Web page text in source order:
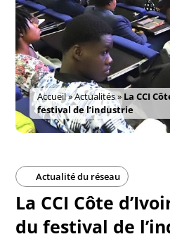
Accueil»Actualités»La CCI
festival de l’industrie
Actualité du réseau
La CCI Côte
du festival de